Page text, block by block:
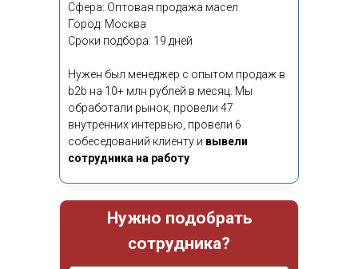
Сфера: Оптовая продажа масел
Город: Москва
Сроки подбора: 19 дней
Нужен был менеджер с опытом продаж в
b2b на 10+ млн рублей в месяц. Мы
обработали рынок, провели 47
внутренних интервью, провели 6
собеседований клиенту и вывели
сотрудника на работу
Нужно подобрать
сотрудника?